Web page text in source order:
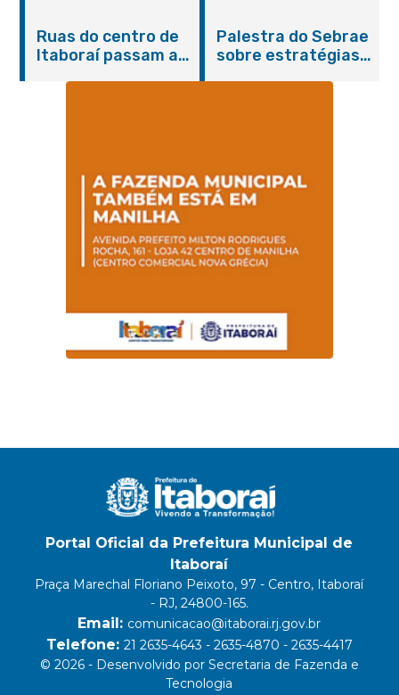
promovem
conscientização
sobre hanseníase
Ruas do centro de
Itaboraí passam a
Palestra do Sebrae
sobre estratégias
Portal Oficial da Prefeitura Municipal de
Itaboraí
Praça Marechal Floriano Peixoto, 97 - Centro, Itaboraí
- RJ, 24800-165.
Email: comunicacao@itaborai.rj.gov.br
Telefone: 21 2635-4643 - 2635-4870 - 2635-4417
© 2026 - Desenvolvido por Secretaria de Fazenda e
Tecnologia